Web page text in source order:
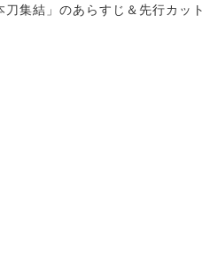
集結」のあらすじ＆先行カット